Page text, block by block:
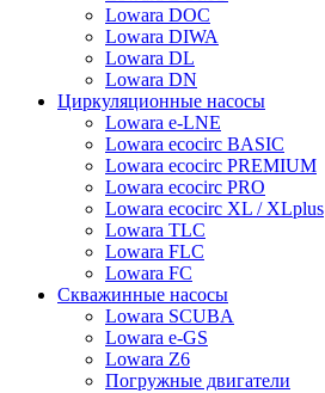
Lowara DOC
Lowara DIWA
Lowara DL
Lowara DN
Циркуляционные насосы
Lowara e-LNE
Lowara ecocirc BASIC
Lowara ecocirc PREMIUM
Lowara ecocirc PRO
Lowara ecocirc XL / XLplus
Lowara TLC
Lowara FLC
Lowara FC
Скважинные насосы
Lowara SCUBA
Lowara e-GS
Lowara Z6
Погружные двигатели